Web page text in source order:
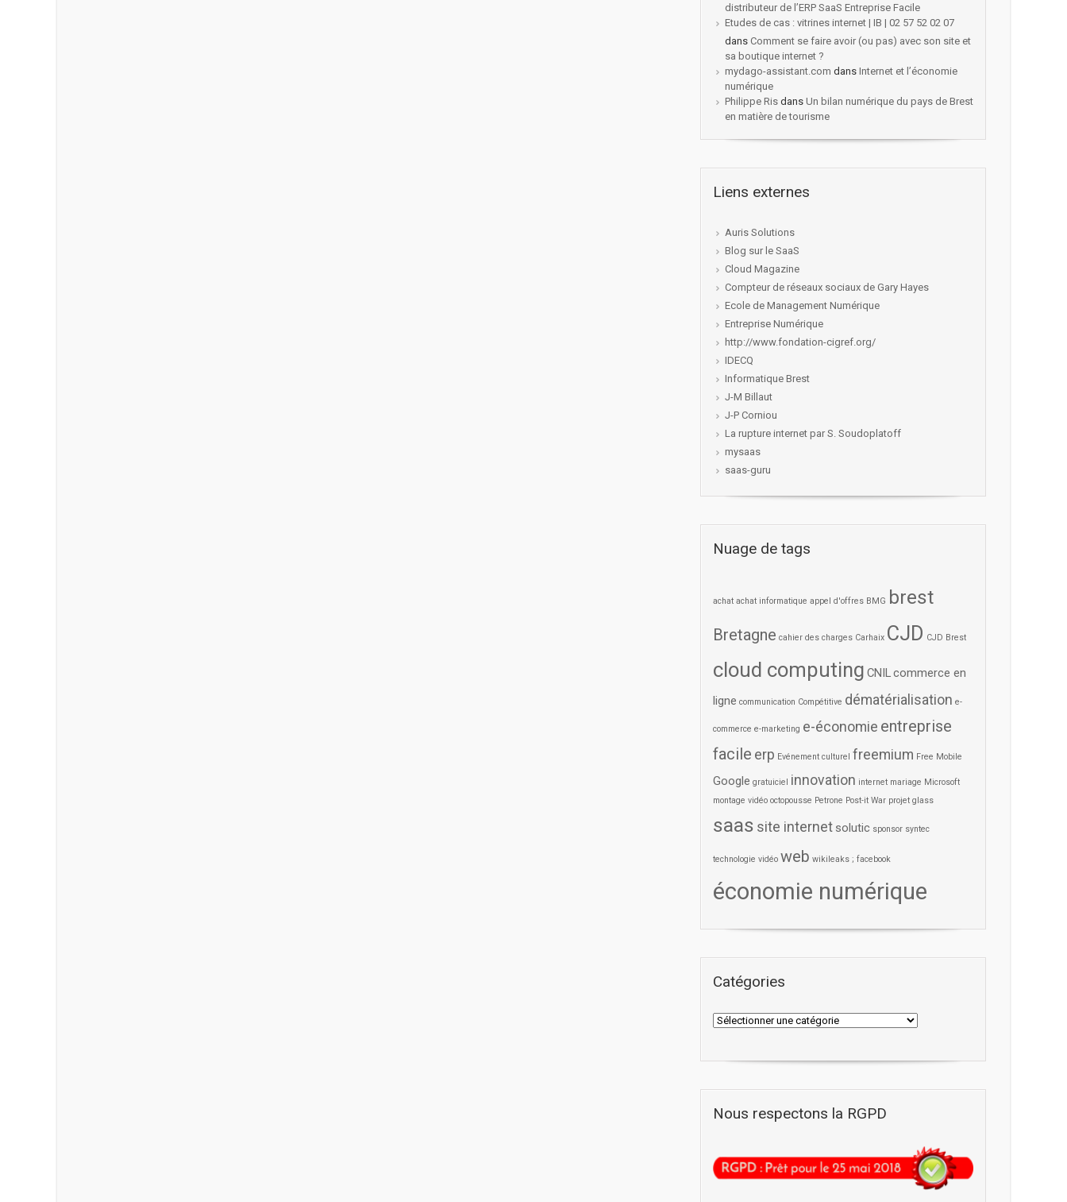
distributeur de l’ERP SaaS Entreprise Facile
Etudes de cas : vitrines internet | IB | 02 57 52 02 07
dans Comment se faire avoir (ou pas) avec son site et
sa boutique internet ?
mydago-assistant.com dans Internet et l’économie
numérique
Philippe Ris dans Un bilan numérique du pays de Brest
en matière de tourisme
Liens externes
Auris Solutions
Blog sur le SaaS
Cloud Magazine
Compteur de réseaux sociaux de Gary Hayes
Ecole de Management Numérique
Entreprise Numérique
http://www.fondation-cigref.org/
IDECQ
Informatique Brest
J-M Billaut
J-P Corniou
La rupture internet par S. Soudoplatoff
mysaas
saas-guru
Nuage de tags
achat achat informatique appel d'offres BMG brest
Bretagne cahier des charges Carhaix CJD CJD Brest
cloud computing CNILcommerce en
ligne communication Compétitive dématérialisation e-
commerce e-marketing e-économie entreprise
facile erp Evénement culturel freemium Free Mobile
Google gratuiciel innovation internet mariage Microsoft
montage vidéo octopousse Petrone Post-it War projet glass
saas site internet solutic sponsor syntec
technologie vidéo web wikileaks ; facebook
économie numérique
Catégories
Nous respectons la RGPD